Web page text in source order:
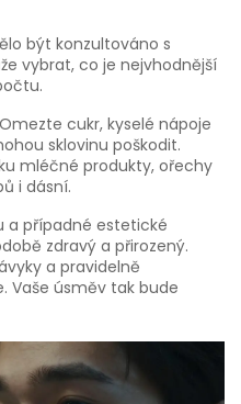
být konzultováno s
vybrat, co je nejvhodnější
cukr, kyselé nápoje
sklovinu poškodit.
mléčné produkty, ořechy
i dásní.
a případné estetické
zdravý a přirozený.
a pravidelně
Vaše úsměv tak bude